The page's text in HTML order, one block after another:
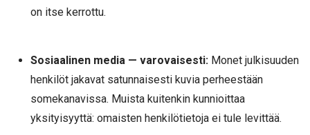
on itse kerrottu.
Sosiaalinen media — varovaisesti:Monet julkisuuden
henkilöt jakavat satunnaisesti kuvia perheestään
somekanavissa. Muista kuitenkin kunnioittaa
yksityisyyttä: omaisten henkilötietoja ei tule levittää.